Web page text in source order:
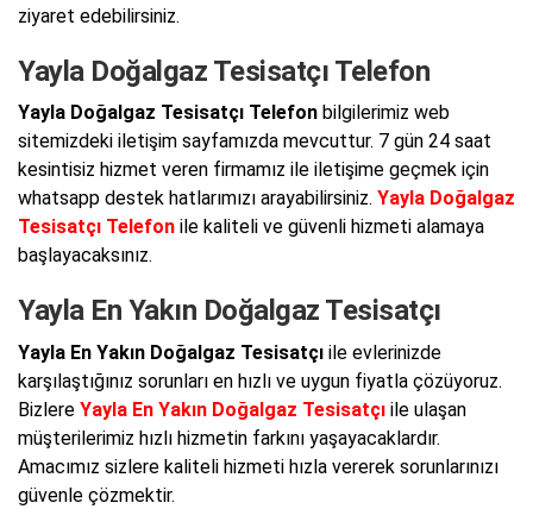
ziyaret edebilirsiniz.
Yayla Doğalgaz Tesisatçı Telefon
Yayla Doğalgaz Tesisatçı Telefon bilgilerimiz web
sitemizdeki iletişim sayfamızda mevcuttur. 7 gün 24 saat
kesintisiz hizmet veren firmamız ile iletişime geçmek için
whatsapp destek hatlarımızı arayabilirsiniz. Yayla Doğalgaz
Tesisatçı Telefon ile kaliteli ve güvenli hizmeti alamaya
başlayacaksınız.
Yayla En Yakın Doğalgaz Tesisatçı
Yayla En Yakın Doğalgaz Tesisatçı ile evlerinizde
karşılaştığınız sorunları en hızlı ve uygun fiyatla çözüyoruz.
Bizlere Yayla En Yakın Doğalgaz Tesisatçı ile ulaşan
müşterilerimiz hızlı hizmetin farkını yaşayacaklardır.
Amacımız sizlere kaliteli hizmeti hızla vererek sorunlarınızı
güvenle çözmektir.